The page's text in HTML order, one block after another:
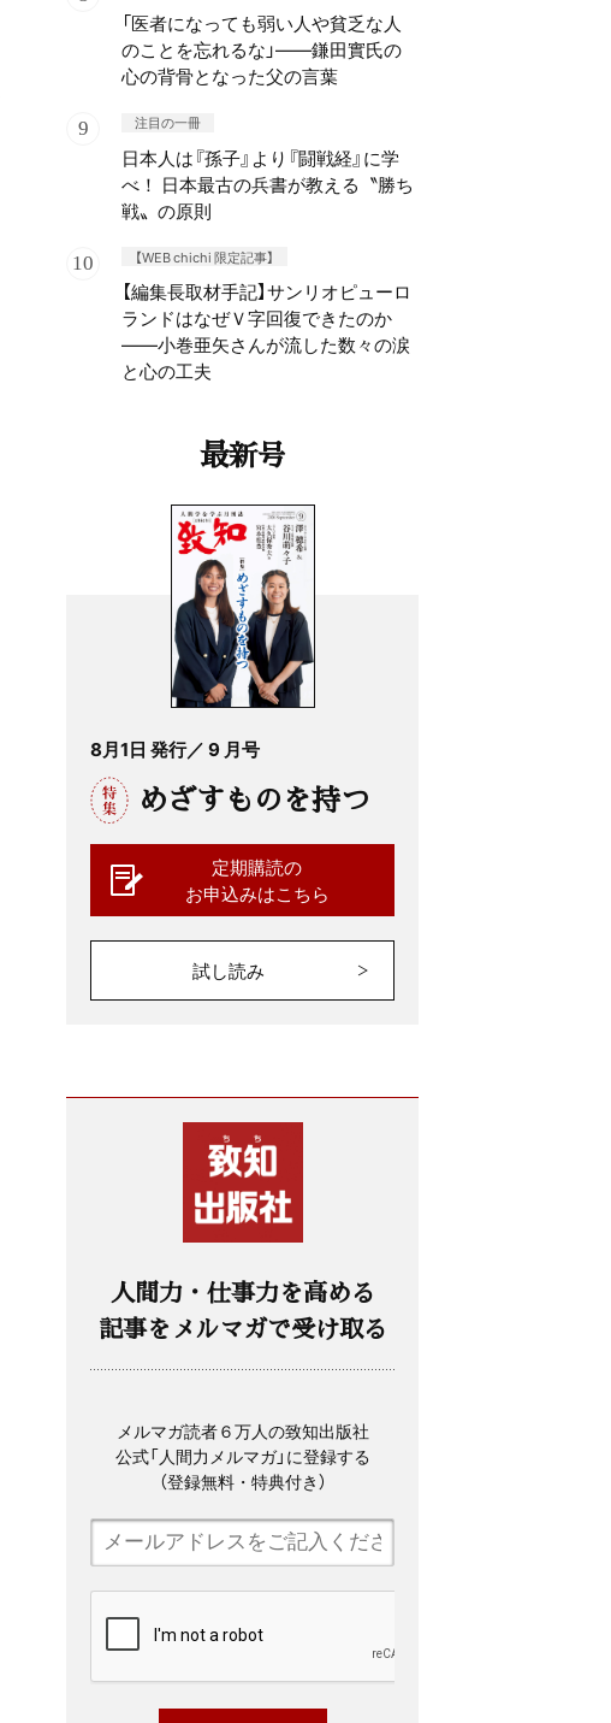
「医者になっても弱い人や貧乏な人
のことを忘れるな」——鎌田實氏の
心の背骨となった父の言葉
注目の一冊
日本人は『孫子』より『闘戦経』に学
べ！ 日本最古の兵書が教える〝勝ち
戦〟の原則
【WEB chichi 限定記事】
【編集長取材手記】サンリオピューロ
ランドはなぜＶ字回復できたのか
——小巻亜矢さんが流した数々の涙
と心の工夫
最新号
8月1日 発行／ 9 月号
めざすものを持つ
定期購読の
お申込みはこちら
試し読み
人間力・仕事力を高める
記事をメルマガで受け取る
メルマガ読者６万人の致知出版社
公式「人間力メルマガ」に登録する
（登録無料・特典付き）